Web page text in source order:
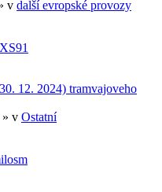
v další evropské provozy
12. 2024) tramvajoveho
» v Ostatní